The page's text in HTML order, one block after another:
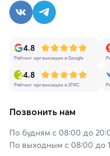
4.8
Рейтинг организации в Google
4.8
Рейтинг организации в 2ГИС
Позвонить нам
По будням с 08:00 до
По выходным с 08:00 до